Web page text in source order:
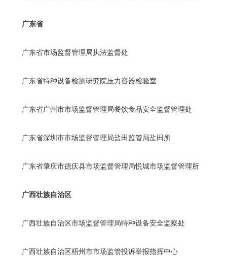
广东省
广东省市场监督管理局执法监督处
广东省特种设备检测研究院压力容器检验室
广东省广州市市场监督管理局餐饮食品安全监督管理处
广东省深圳市市场监督管理局盐田监管局盐田所
广东省肇庆市德庆县市场监督管理局悦城市场监督管理所
广西壮族自治区
广西壮族自治区市场监督管理局特种设备安全监察处
广西壮族自治区梧州市市场监管投诉举报指挥中心